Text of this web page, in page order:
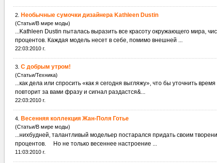
2. Необычные сумочки дизайнера Kathleen Dustin
(Статьи/В мире моды)
...Kathleen Dustin пыталась выразить все красоту окружающего мира,
процентов. Каждая модель несет в себе, помимо внешней ...
22:03:2010 г.
3. С добрым утром!
(Статьи/Техника)
...как дела или спросить «как я сегодня выгляжу», что бы уточнить
повторит за вами фразу и сигнал раздастся&...
22:03:2010 г.
4. Весенняя коллекция Жан-Поля Готье
(Статьи/В мире моды)
...нихбудней, талантливый модельер постарался придать своим
процентов. Но не только весеннее настроение ...
11:03:2010 г.